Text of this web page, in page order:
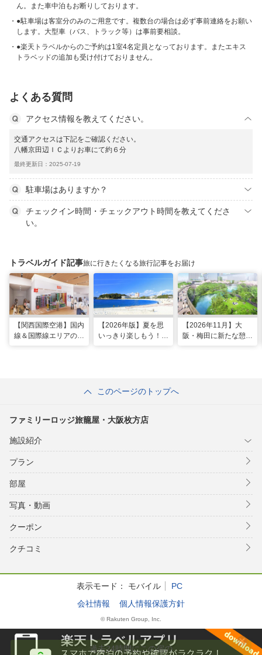
ん。また車中泊もお断りしております。
●駐車場は客室分のみのご用意です。複数台の場合は必ず事前連絡をお願い
します。大型車（バス、トラック等）は事前要相談。
●楽天トラベルからのご予約は1室4名定員となっております。またエキス
トラベッドの追加も受け付けておりません。
よくある質問
アクセス情報を教えてください。
交通アクセスは下記をご確認ください。
八幡京田辺ＩＣよりお車にて約６分
最終更新日：2025-07-19
駐車場はありますか？
チェックイン時間・チェックアウト時間を教えてくださ
い。
トラベルガイド記事旅に行きたくなる旅行記事をお届け
【関西国際空港】国内
線＆国際線エリアの大
【2026年版】夏を思
いっきり楽しもう！関
【2026年11月】大
阪・梅田に新たな憩い
このページのトップへ
ファミリーロッジ旅籠屋・大阪枚方店
施設紹介
プラン
部屋
写真・動画
クーポン
クチコミ
表示モード： モバイル
PC
会社情報
個人情報保護方針
© Rakuten Group, Inc.